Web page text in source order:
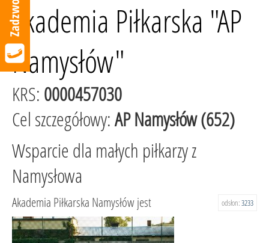
Akademia Piłkarska "AP
Namysłów"
KRS: 0000457030
Cel szczegółowy:AP Namysłów (652)
Wsparcie dla małych piłkarzy z
Namysłowa
odsłon:3233
Akademia Piłkarska Namysłów jest